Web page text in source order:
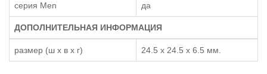
серия Men да
ДОПОЛНИТЕЛЬНАЯ ИНФОРМАЦИЯ
размер (ш x в x г) 24.5 x 24.5 x 6.5 мм.